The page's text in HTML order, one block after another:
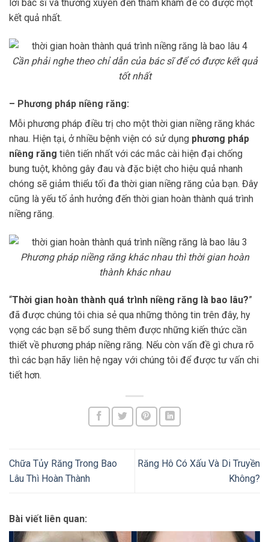
lời bác sĩ và thường xuyên đến thăm khám để có được một
kết quả nhất.
Cần phải nghe theo chỉ dẫn của bác sĩ để có được kết quả
tốt nhất
– Phương pháp niềng răng:
Mỗi phương pháp điều trị cho một thời gian niềng răng khác
nhau. Hiện tại, ở nhiều bệnh viện có sử dụng phương pháp
niềng răng tiên tiến nhất với các mắc cài hiện đại chống
bung tuột, không gây đau và đặc biệt cho hiệu quả nhanh
chóng sẽ giảm thiểu tối đa thời gian niềng răng của bạn. Đây
cũng là yếu tố ảnh hưởng đến thời gian hoàn thành quá trình
niềng răng.
Phương pháp niềng răng khác nhau thì thời gian hoàn
thành khác nhau
“Thời gian hoàn thành quá trình niềng răng là bao lâu?”
đã được chúng tôi chia sẻ qua những thông tin trên đây, hy
vọng các bạn sẽ bổ sung thêm được những kiến thức cần
thiết về phương pháp niềng răng. Nếu còn vấn đề gì chưa rõ
thì các bạn hãy liên hệ ngay với chúng tôi để được tư vấn chi
tiết hơn.
Chữa Tủy Răng Trong Bao
Lâu Thì Hoàn Thành
Răng Hô Có Xấu Và Di Truyền
Không?
Bài viết liên quan: